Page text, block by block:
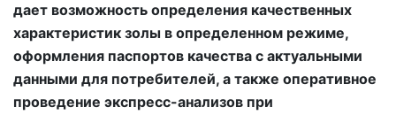
дает возможность определения качественных
характеристик золы в определенном режиме,
оформления паспортов качества с актуальными
данными для потребителей, а также оперативное
проведение экспресс-анализов при